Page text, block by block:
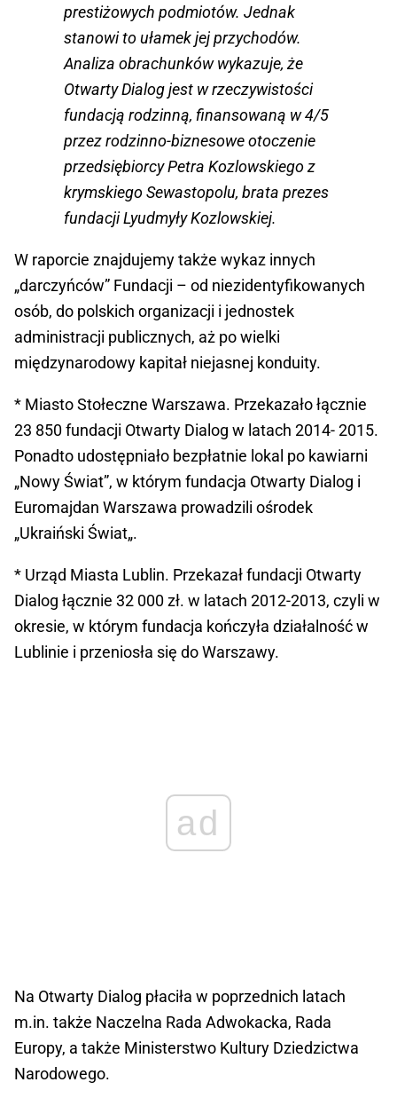
prestiżowych podmiotów. Jednak
stanowi to ułamek jej przychodów.
Analiza obrachunków wykazuje, że
Otwarty Dialog jest w rzeczywistości
fundacją rodzinną, finansowaną w 4/5
przez rodzinno-biznesowe otoczenie
przedsiębiorcy Petra Kozlowskiego z
krymskiego Sewastopolu, brata prezes
fundacji Lyudmyły Kozlowskiej.
W raporcie znajdujemy także wykaz innych
„darczyńców” Fundacji – od niezidentyfikowanych
osób, do polskich organizacji i jednostek
administracji publicznych, aż po wielki
międzynarodowy kapitał niejasnej konduity.
* Miasto Stołeczne Warszawa. Przekazało łącznie
23 850 fundacji Otwarty Dialog w latach 2014- 2015.
Ponadto udostępniało bezpłatnie lokal po kawiarni
„Nowy Świat”, w którym fundacja Otwarty Dialog i
Euromajdan Warszawa prowadzili ośrodek
„Ukraiński Świat„.
* Urząd Miasta Lublin. Przekazał fundacji Otwarty
Dialog łącznie 32 000 zł. w latach 2012-2013, czyli w
okresie, w którym fundacja kończyła działalność w
Lublinie i przeniosła się do Warszawy.
ad
Na Otwarty Dialog płaciła w poprzednich latach
m.in. także Naczelna Rada Adwokacka, Rada
Europy, a także Ministerstwo Kultury Dziedzictwa
Narodowego.